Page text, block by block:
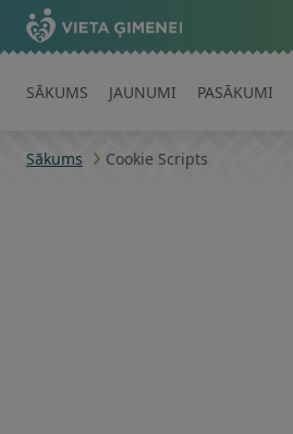
SĀKUMS JAUNUMI PASĀKUMI
Sākums Cookie Scripts